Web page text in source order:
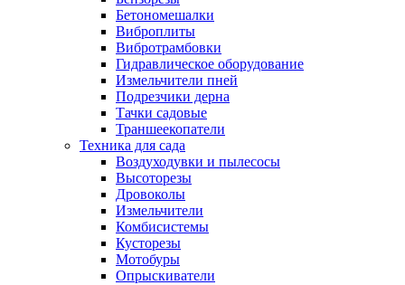
Бетономешалки
Виброплиты
Вибротрамбовки
Гидравлическое оборудование
Измельчители пней
Подрезчики дерна
Тачки садовые
Траншеекопатели
Техника для сада
Воздуходувки и пылесосы
Высоторезы
Дровоколы
Измельчители
Комбисистемы
Кусторезы
Мотобуры
Опрыскиватели